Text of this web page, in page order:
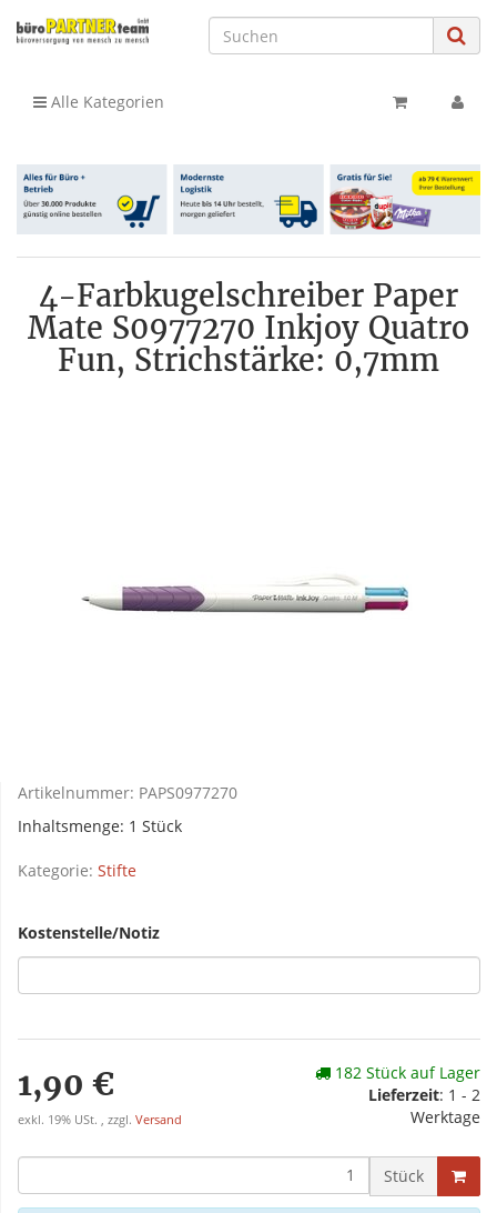
Alle Kategorien
4-Farbkugelschreiber Paper
Mate S0977270 Inkjoy Quatro
Fun, Strichstärke: 0,7mm
Artikelnummer: PAPS0977270
Inhaltsmenge: 1 Stück
Kategorie: Stifte
Kostenstelle/Notiz
1,90 €
exkl. 19% USt. , zzgl. Versand
182 Stück auf Lager
Lieferzeit: 1 - 2
Werktage
Stück